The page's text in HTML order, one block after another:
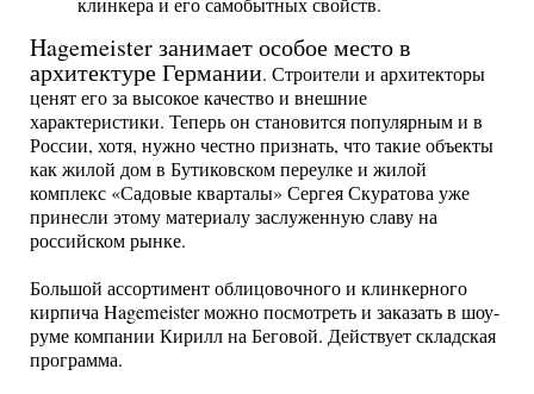
Hagemeister занимает особое место в
архитектуре Германии. Строители и архитекторы
ценят его за высокое качество и внешние
характеристики. Теперь он становится популярным и в
России, хотя, нужно честно признать, что такие объекты
как жилой дом в Бутиковском переулке и жилой
комплекс «Садовые кварталы» Сергея Скуратова уже
принесли этому материалу заслуженную славу на
российском рынке.
Большой ассортимент облицовочного и клинкерного
кирпича Hagemeister можно посмотреть и заказать в шоу-
руме компании Кирилл на Беговой. Действует складская
программа.